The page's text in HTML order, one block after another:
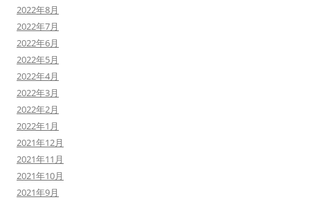
2022年8月
2022年7月
2022年6月
2022年5月
2022年4月
2022年3月
2022年2月
2022年1月
2021年12月
2021年11月
2021年10月
2021年9月